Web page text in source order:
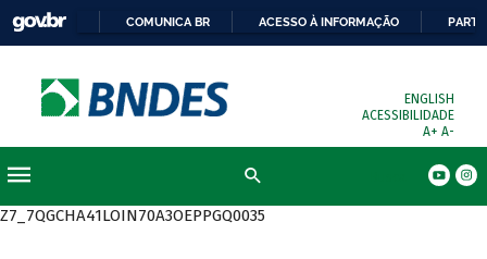
COMUNICA BR ACESSO À INFORMAÇÃO
ENGLISH
ACESSIBILIDADE
A+ A-
Z7_7QGCHA41LOIN70A3OEPPGQ0035